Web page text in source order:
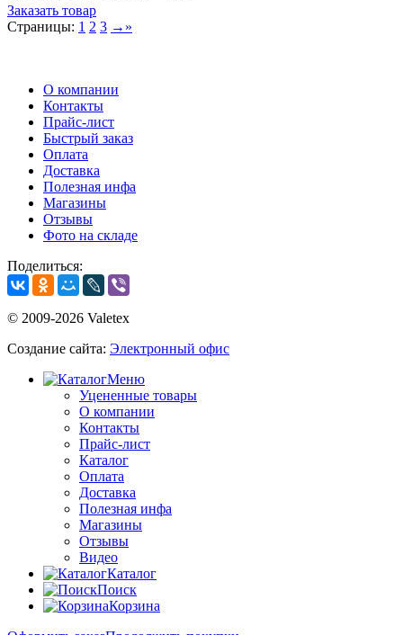
Заказать товар
Страницы: 1 2 3 → »
О компании
Контакты
Прайс-лист
Быстрый заказ
Оплата
Доставка
Полезная инфа
Магазины
Отзывы
Фото на складе
Поделиться:
© 2009-2026 Valetex
Создание сайта: Электронный офис
Меню
Уцененные товары
О компании
Контакты
Прайс-лист
Каталог
Оплата
Доставка
Полезная инфа
Магазины
Отзывы
Видео
Каталог
Поиск
Корзина